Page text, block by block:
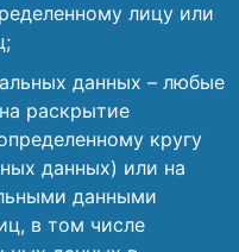
лицу или
данных – любые
раскрытие
кругу
данных) или на
данными
в том числе